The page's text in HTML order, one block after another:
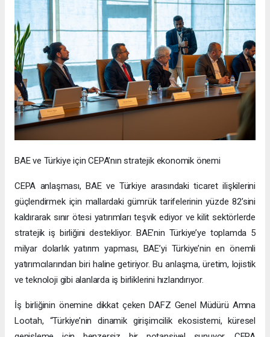
BAE ve Türkiye için CEPA’nın stratejik ekonomik önemi
CEPA anlaşması, BAE ve Türkiye arasındaki ticaret ilişkilerini
güçlendirmek için mallardaki gümrük tarifelerinin yüzde 82’sini
kaldırarak sınır ötesi yatırımları teşvik ediyor ve kilit sektörlerde
stratejik iş birliğini destekliyor. BAE’nin Türkiye’ye toplamda 5
milyar dolarlık yatırım yapması, BAE’yi Türkiye’nin en önemli
yatırımcılarından biri haline getiriyor. Bu anlaşma, üretim, lojistik
ve teknoloji gibi alanlarda iş birliklerini hızlandırıyor.
İş birliğinin önemine dikkat çeken DAFZ Genel Müdürü Amna
Lootah, “Türkiye’nin dinamik girişimcilik ekosistemi, küresel